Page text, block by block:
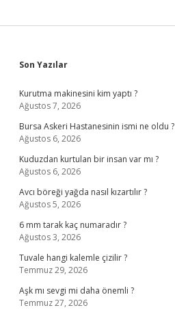
Sidebar
Son Yazılar
Kurutma makinesini kim yaptı ?
Ağustos 7, 2026
Bursa Askeri Hastanesinin ismi ne oldu ?
Ağustos 6, 2026
Kuduzdan kurtulan bir insan var mı ?
Ağustos 6, 2026
Avcı böreği yağda nasıl kızartılır ?
Ağustos 5, 2026
6 mm tarak kaç numaradır ?
Ağustos 3, 2026
Tuvale hangi kalemle çizilir ?
Temmuz 29, 2026
Aşk mı sevgi mi daha önemli ?
Temmuz 27, 2026